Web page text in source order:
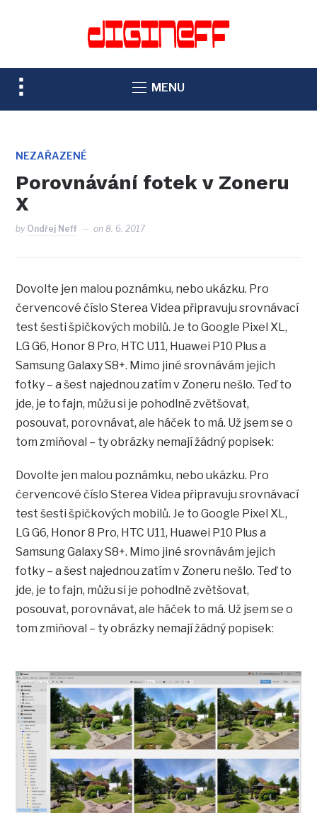
TOGGLE
SIDEBAR
NAVIGATION
MENU
NEZAŘAZENÉ
Porovnávání fotek v Zoneru
X
by Ondřej Neff on8. 6. 2017
Dovolte jen malou poznámku, nebo ukázku. Pro
červencové číslo Sterea Videa připravuju srovnávací
test šesti špičkových mobilů. Je to Google Pixel XL,
LG G6, Honor 8 Pro, HTC U11, Huawei P10 Plus a
Samsung Galaxy S8+. Mimo jiné srovnávám jejich
fotky – a šest najednou zatím v Zoneru nešlo. Teď to
jde, je to fajn, můžu si je pohodlně zvětšovat,
posouvat, porovnávat, ale háček to má. Už jsem se o
tom zmiňoval – ty obrázky nemají žádný popisek:
Dovolte jen malou poznámku, nebo ukázku. Pro
červencové číslo Sterea Videa připravuju srovnávací
test šesti špičkových mobilů. Je to Google Pixel XL,
LG G6, Honor 8 Pro, HTC U11, Huawei P10 Plus a
Samsung Galaxy S8+. Mimo jiné srovnávám jejich
fotky – a šest najednou zatím v Zoneru nešlo. Teď to
jde, je to fajn, můžu si je pohodlně zvětšovat,
posouvat, porovnávat, ale háček to má. Už jsem se o
tom zmiňoval – ty obrázky nemají žádný popisek: